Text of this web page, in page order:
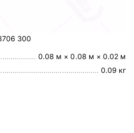
300
0.08 м × 0.08 м × 0.02 м
0.09 кг